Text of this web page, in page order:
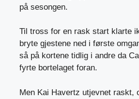
på sesongen.
Til tross for en rask start klarte
bryte gjestene ned i første
så på kortene tidlig i andre da
fyrte bortelaget foran.
Men Kai Havertz utjevnet raskt,